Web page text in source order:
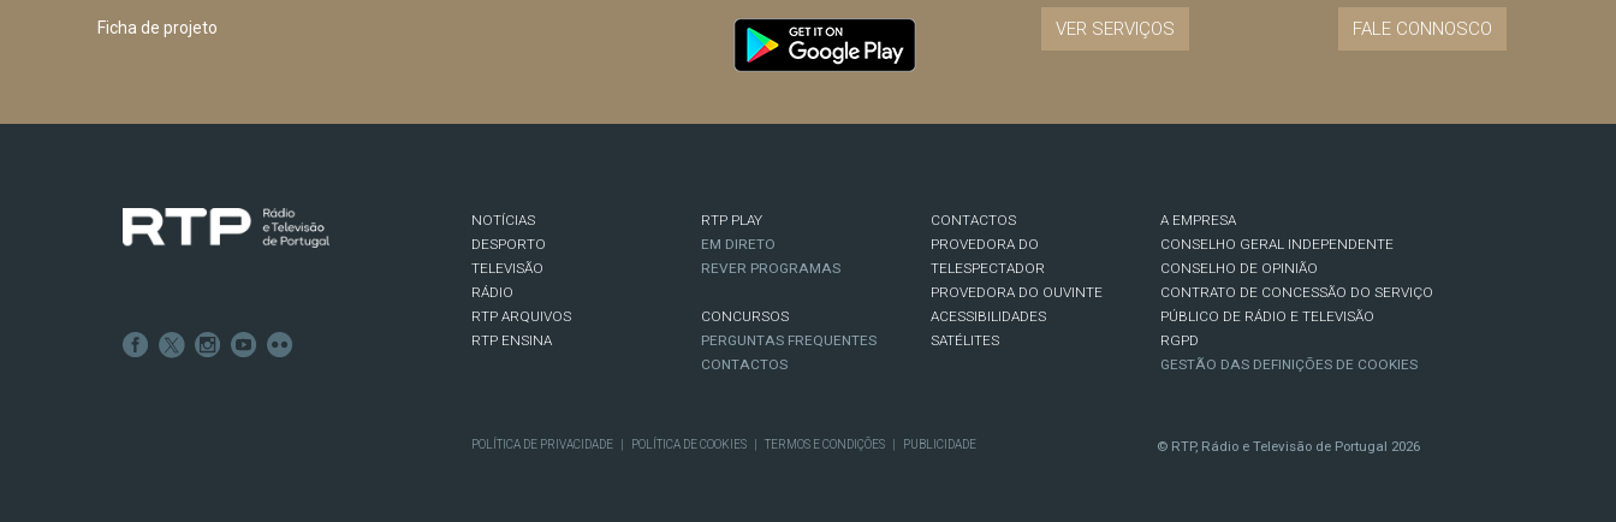
Ficha de projeto VER SERVIÇOS FALE CONNOSCO
NOTÍCIAS
DESPORTO
TELEVISÃO
RÁDIO
RTP ARQUIVOS
RTP ENSINA
RTP PLAY
EM DIRETO
REVER PROGRAMAS
CONCURSOS
PERGUNTAS FREQUENTES
CONTACTOS
CONTACTOS
PROVEDORA DO
TELESPECTADOR
PROVEDORA DO OUVINTE
ACESSIBILIDADES
SATÉLITES
A EMPRESA
CONSELHO GERAL INDEPENDENTE
CONSELHO DE OPINIÃO
CONTRATO DE CONCESSÃO DO SERVIÇO
PÚBLICO DE RÁDIO E TELEVISÃO
RGPD
GESTÃO DAS DEFINIÇÕES DE COOKIES
POLÍTICA DE PRIVACIDADE POLÍTICA DE COOKIES TERMOS E CONDIÇÕES PUBLICIDADE © RTP, Rádio e Televisão de Portugal 2026